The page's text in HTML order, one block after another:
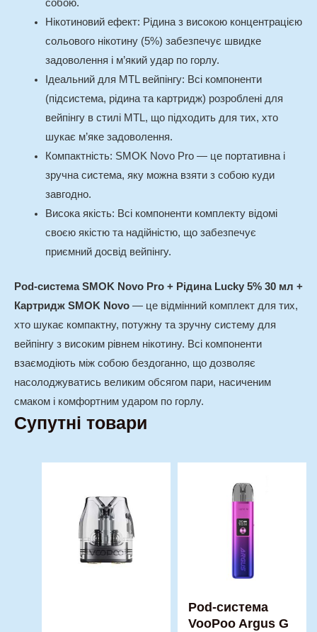
собою.
Нікотиновий ефект: Рідина з високою концентрацією
сольового нікотину (5%) забезпечує швидке
задоволення і м’який удар по горлу.
Ідеальний для MTL вейпінгу: Всі компоненти
(підсистема, рідина та картридж) розроблені для
вейпінгу в стилі MTL, що підходить для тих, хто
шукає м’яке задоволення.
Компактність: SMOK Novo Pro — це портативна і
зручна система, яку можна взяти з собою куди
завгодно.
Висока якість: Всі компоненти комплекту відомі
своєю якістю та надійністю, що забезпечує
приємний досвід вейпінгу.
Pod-система SMOK Novo Pro + Рідина Lucky 5% 30 мл +
Картридж SMOK Novo — це відмінний комплект для тих,
хто шукає компактну, потужну та зручну систему для
вейпінгу з високим рівнем нікотину. Всі компоненти
взаємодіють між собою бездоганно, що дозволяє
насолоджуватись великим обсягом пари, насиченим
смаком і комфортним ударом по горлу.
Супутні товари
Pod-система
VooPoo Argus G
варіантів.
Параметри
вибрати
на